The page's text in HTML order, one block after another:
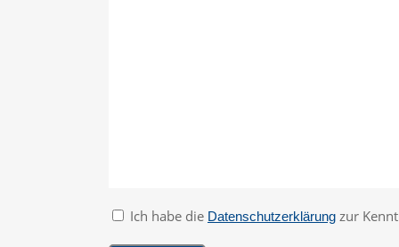
Ich habe die Datenschutzerklärung zur